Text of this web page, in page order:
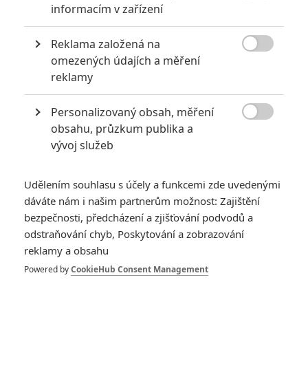
Marvel nečekaně zrušil již schválené pokračování
433FILM | 01.08.2026 07:11
拆彈專家
Děti krve a kostí: Regulérní trailer představuje akční fantasy
dobrodružství s vůní Afriky
překvapivě emotivní a osobní film
1 ČLÁNEK | 30.07.2026 03:42
Velké preview: Odyssea - seznamte se s maximálně nabitým
obsazením
informacím v zařízení
Reklama založená na
omezených údajích a měření
reklamy
Personalizovaný obsah, měření
obsahu, průzkum publika a
vývoj služeb
Udělením souhlasu s účely a funkcemi zde uvedenými
dáváte nám i našim partnerům možnost: Zajištění
bezpečnosti, předcházení a zjišťování podvodů a
odstraňování chyb, Poskytování a zobrazování
reklamy a obsahu
Powered byCookieHub Consent Management